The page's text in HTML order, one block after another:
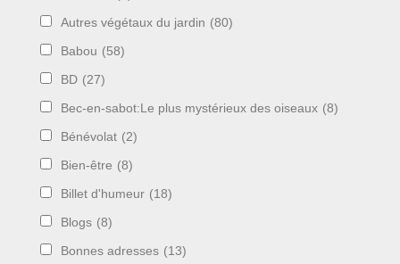
Autres végétaux du jardin (80)
Babou (58)
BD (27)
Bec-en-sabot:Le plus mystérieux des oiseaux (8)
Bénévolat (2)
Bien-être (8)
Billet d'humeur (18)
Blogs (8)
Bonnes adresses (13)